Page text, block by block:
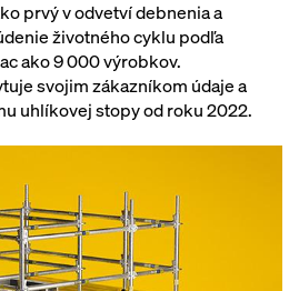
prvý v odvetví debnenia a
životného cyklu podľa
ako 9 000 výrobkov.
svojim zákazníkom údaje a
uhlíkovej stopy od roku 2022.